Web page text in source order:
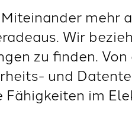
Wir
zu finden.
und
Fähigkeiten im